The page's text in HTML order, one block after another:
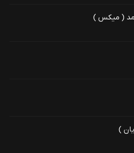
( میکس )
)